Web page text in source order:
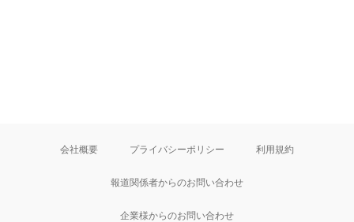
会社概要 プライバシーポリシー 利用規約
報道関係者からのお問い合わせ
企業様からのお問い合わせ